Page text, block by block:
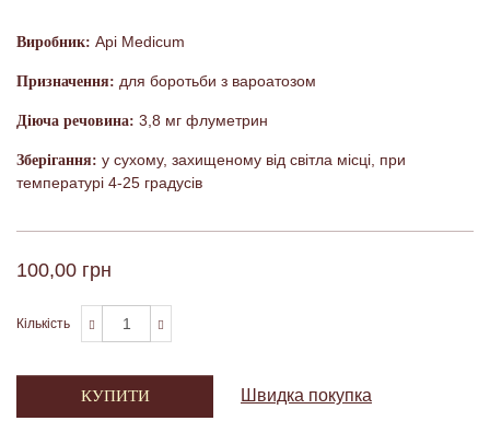
Виробник: Api Medicum
Призначення: для боротьби з вароатозом
Діюча речовина: 3,8 мг флуметрин
Зберігання: у сухому, захищеному від світла місці, при
температурі 4-25 градусів
100,00 грн
Кількість
КУПИТИ Швидка покупка